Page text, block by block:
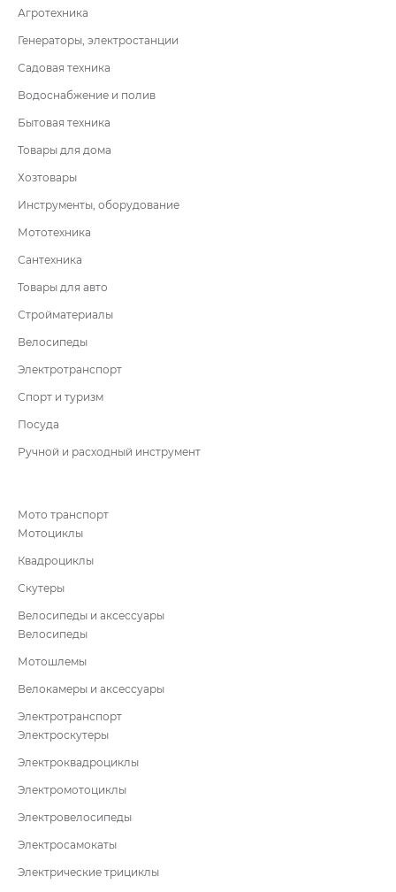
Агротехника
Генераторы, электростанции
Садовая техника
Водоснабжение и полив
Бытовая техника
Товары для дома
Хозтовары
Инструменты, оборудование
Мототехника
Сантехника
Товары для авто
Стройматериалы
Велосипеды
Электротранспорт
Спорт и туризм
Посуда
Ручной и расходный инструмент
Мото транспорт
Мотоциклы
Квадроциклы
Скутеры
Велосипеды и аксессуары
Велосипеды
Мотошлемы
Велокамеры и аксессуары
Электротранспорт
Электроскутеры
Электроквадроциклы
Электромотоциклы
Электровелосипеды
Электросамокаты
Электрические трициклы